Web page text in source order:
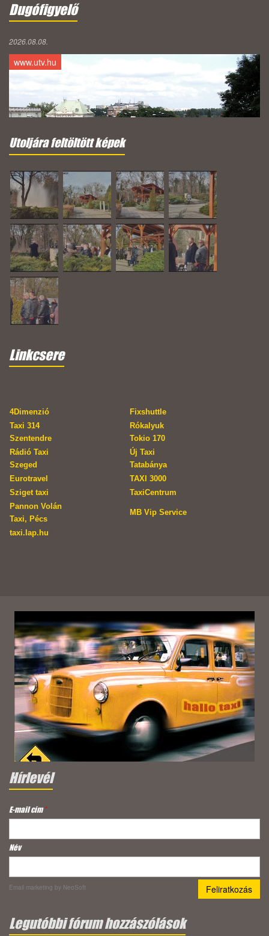
Dugófigyelő
2026.08.08.
www.utv.hu
Utoljára feltöltött képek
Linkcsere
4Dimenzió
Fixshuttle
Taxi 314
Szentendre
Rókalyuk
Tokio 170
Rádió Taxi
Szeged
Új Taxi
Tatabánya
Eurotravel
TAXI 3000
Sziget taxi
TaxiCentrum
Pannon Volán
Taxi, Pécs
MB Vip Service
taxi.lap.hu
Hírlevél
E-mail cím*
Név
Email marketing by NeoSoft
Legutóbbi fórum hozzászólások